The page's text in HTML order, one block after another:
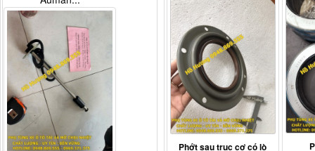
Phớt sau trục cơ có lò